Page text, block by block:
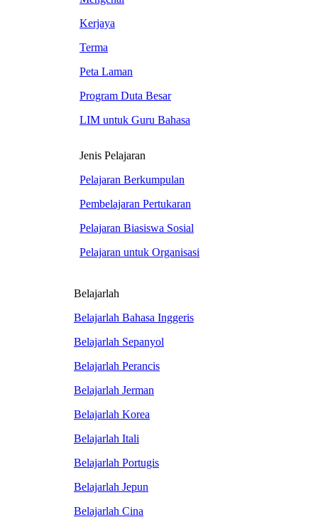
Kerjaya
Terma
Peta Laman
Program Duta Besar
LIM untuk Guru Bahasa
Jenis Pelajaran
Pelajaran Berkumpulan
Pembelajaran Pertukaran
Pelajaran Biasiswa Sosial
Pelajaran untuk Organisasi
Belajarlah
Belajarlah Bahasa Inggeris
Belajarlah Sepanyol
Belajarlah Perancis
Belajarlah Jerman
Belajarlah Korea
Belajarlah Itali
Belajarlah Portugis
Belajarlah Jepun
Belajarlah Cina